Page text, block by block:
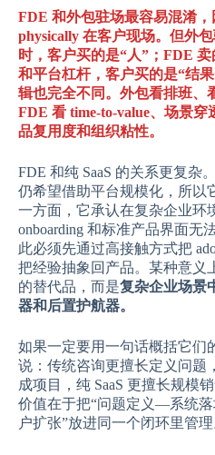
FDE 和外包驻场最容易混淆
physically 在客户现场。但外
时，客户买的是“人”；FDE
和平台杠杆，客户买的是“结
辑也完全不同。外包看排班、
FDE 看 time-to-value、场景穿
品复用度和组织粘性。
FDE 和纯 SaaS 的关系更复杂
仍希望借助平台规模化，所以
一方面，它承认在复杂企业环
onboarding 和标准产品界面无
此必须先通过高接触方式把
把经验抽象回产品。某种意义
的替代品，而是复杂企业场景
器和后置护航器。
如果一定要用一句话概括它们
说：传统咨询更擅长定义问题
成项目，纯 SaaS 更擅长规模
价值在于把“问题定义—系统
户扩张”放进同一个闭环里管理